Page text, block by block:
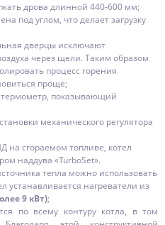
дрова длинной 440-600 мм;
под углом, что делает загрузку
дверцы исключают
через щели. Таким образом
процесс горения
проще;
термометр, показывающий
механического регулятора
на сгораемом топливе, котел
наддува «TurboSet».
тепла можно использовать
устанавливается нагреватели из
9 кВт);
по всему контуру котла, в том